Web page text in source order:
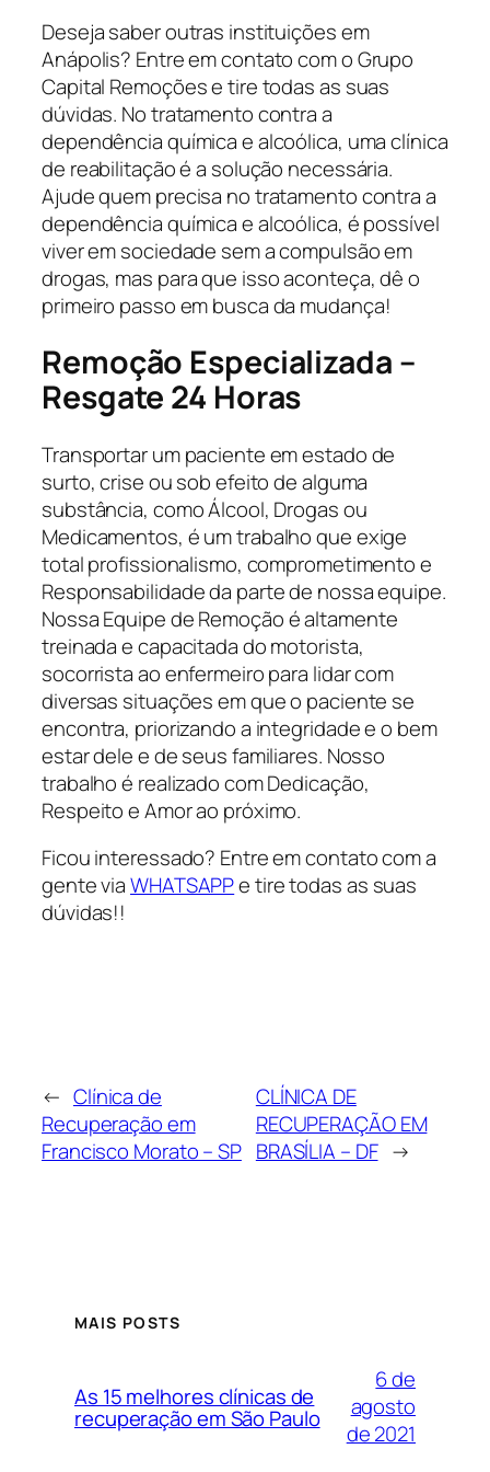
Deseja saber outras instituições em
Anápolis? Entre em contato com o Grupo
Capital Remoções e tire todas as suas
dúvidas. No tratamento contra a
dependência química e alcoólica, uma clínica
de reabilitação é a solução necessária.
Ajude quem precisa no tratamento contra a
dependência química e alcoólica, é possível
viver em sociedade sem a compulsão em
drogas, mas para que isso aconteça, dê o
primeiro passo em busca da mudança!
Remoção Especializada –
Resgate 24 Horas
Transportar um paciente em estado de
surto, crise ou sob efeito de alguma
substância, como Álcool, Drogas ou
Medicamentos, é um trabalho que exige
total profissionalismo, comprometimento e
Responsabilidade da parte de nossa equipe.
Nossa Equipe de Remoção é altamente
treinada e capacitada do motorista,
socorrista ao enfermeiro para lidar com
diversas situações em que o paciente se
encontra, priorizando a integridade e o bem
estar dele e de seus familiares. Nosso
trabalho é realizado com Dedicação,
Respeito e Amor ao próximo.
Ficou interessado? Entre em contato com a
gente viaWHATSAPPe tire todas as suas
dúvidas!!
← Clínica de
Recuperação em
Francisco Morato – SP
CLÍNICA DE
RECUPERAÇÃO EM
BRASÍLIA – DF →
MAIS POSTS
As 15 melhores clínicas de
recuperação em São Paulo
6 de
agosto
de 2021